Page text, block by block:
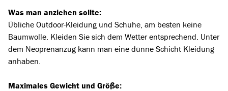
Was man anziehen sollte:
Übliche Outdoor-Kleidung und Schuhe, am besten keine
Baumwolle. Kleiden Sie sich dem Wetter entsprechend. Unter
dem Neoprenanzug kann man eine dünne Schicht Kleidung
anhaben.
Maximales Gewicht und Größe: